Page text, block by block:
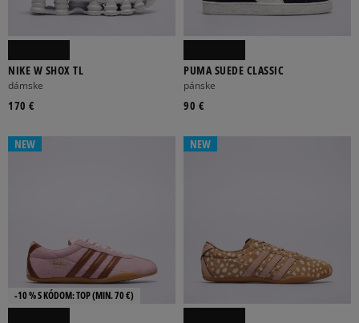
NIKE W SHOX TL
dámske
170 €
PUMA SUEDE CLASSIC
pánske
90 €
NEW
-10 % S KÓDOM: TOP (MIN. 70 €)
NEW